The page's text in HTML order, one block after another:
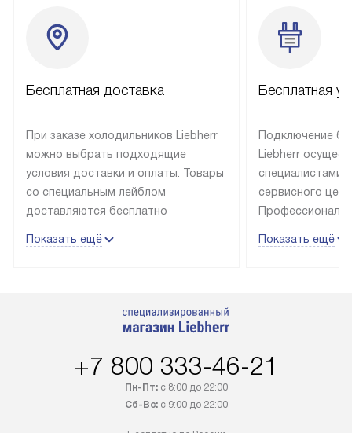
Бесплатная доставка
При заказе холодильников Liebherr
можно выбрать подходящие
условия доставки и оплаты. Товары
со специальным лейблом
доставляются бесплатно
до подъезда, выезд за МКАД
в течение трех дней. Доставка
регионы осуществляется через
100% предоплаты наша компания
Показать ещё
Бесплатная
Подключение
Liebherr
специалистами
сервисного
эксплуатации
Стоимость
Показать ещё
+7 800 333-46-21
Пн-Пт:с 8:00 до 22:00
Сб-Вс:с 9:00 до 22:00